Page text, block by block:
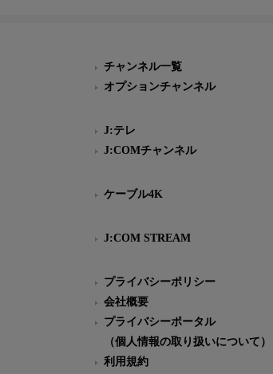
チャンネル一覧
オプションチャンネル
J:テレ
J:COMチャンネル
ケーブル4K
J:COM STREAM
プライバシーポリシー
会社概要
プライバシーポータル
（個人情報の取り扱いについて）
利用規約